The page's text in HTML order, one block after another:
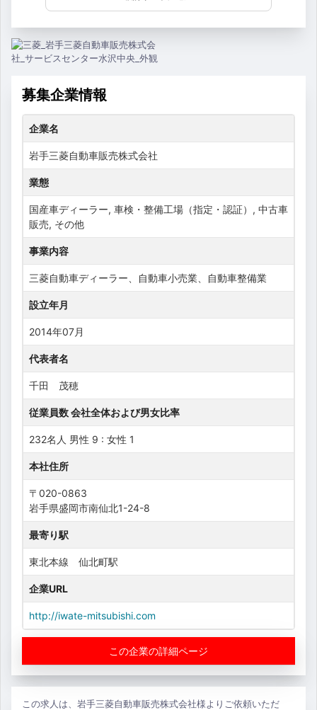
募集企業情報
企業名
岩手三菱自動車販売株式会社
業態
国産車ディーラー, 車検・整備工場（指定・認証）, 中古車
販売, その他
事業内容
三菱自動車ディーラー、自動車小売業、自動車整備業
設立年月
2014年07月
代表者名
千田 茂穂
従業員数 会社全体および男女比率
232名人 男性 9 : 女性 1
本社住所
〒020-0863
岩手県盛岡市南仙北1-24-8
最寄り駅
東北本線 仙北町駅
企業URL
http://iwate-mitsubishi.com
この企業の詳細ページ
この求人は、岩手三菱自動車販売株式会社様よりご依頼いただ